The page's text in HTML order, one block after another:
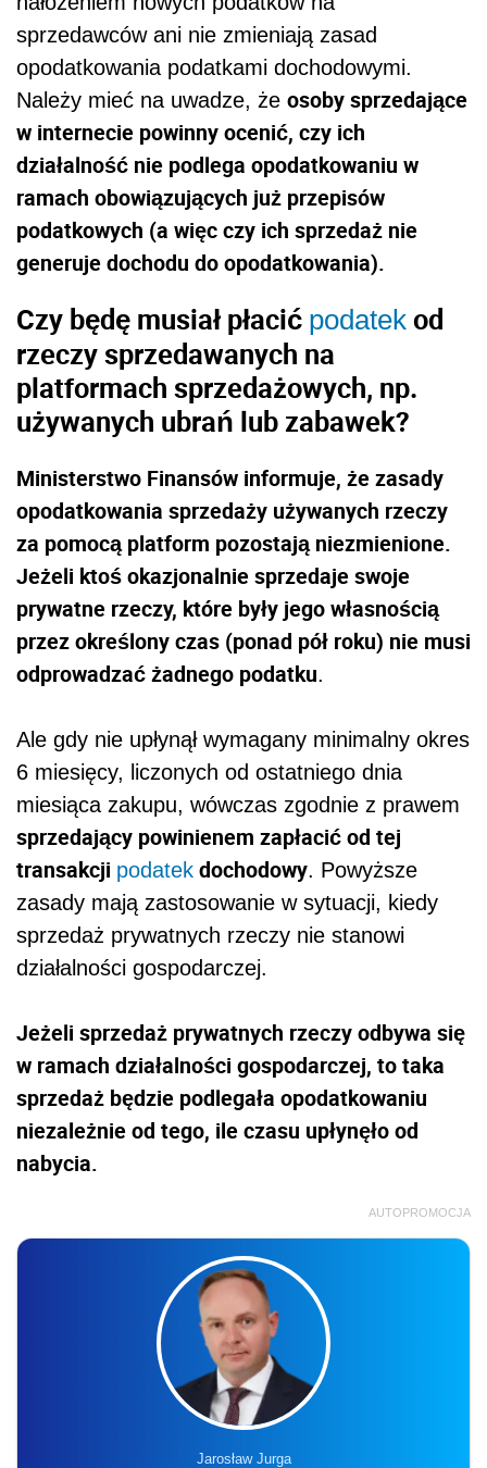
sprzedawców ani nie zmieniają zasad
opodatkowania podatkami dochodowymi.
Należy mieć na uwadze, że osoby sprzedające
w internecie powinny ocenić, czy ich
działalność nie podlega opodatkowaniu w
ramach obowiązujących już przepisów
podatkowych (a więc czy ich sprzedaż nie
generuje dochodu do opodatkowania).
Czy będę musiał płacić podatek od
rzeczy sprzedawanych na
platformach sprzedażowych, np.
używanych ubrań lub zabawek?
Ministerstwo Finansów informuje, że zasady
opodatkowania sprzedaży używanych rzeczy
za pomocą platform pozostają niezmienione.
Jeżeli ktoś okazjonalnie sprzedaje swoje
prywatne rzeczy, które były jego własnością
przez określony czas (ponad pół roku) nie musi
odprowadzać żadnego podatku.
Ale gdy nie upłynął wymagany minimalny okres
6 miesięcy, liczonych od ostatniego dnia
miesiąca zakupu, wówczas zgodnie z prawem
sprzedający powinienem zapłacić od tej
transakcji podatek dochodowy. Powyższe
zasady mają zastosowanie w sytuacji, kiedy
sprzedaż prywatnych rzeczy nie stanowi
działalności gospodarczej.
Jeżeli sprzedaż prywatnych rzeczy odbywa się
w ramach działalności gospodarczej, to taka
sprzedaż będzie podlegała opodatkowaniu
niezależnie od tego, ile czasu upłynęło od
nabycia.
AUTOPROMOCJA
Jarosław Jurga